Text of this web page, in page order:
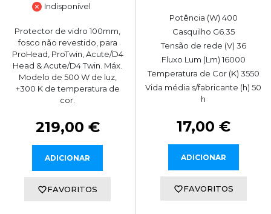
Indisponível
Protector de vidro 100mm,
fosco não revestido, para
ProHead, ProTwin, Acute/D4
Head & Acute/D4 Twin. Máx.
Modelo de 500 W de luz,
+300 K de temperatura de
cor.
219,00 €
ADICIONAR
FAVORITOS
Potência (W) 400
Casquilho G6.35
Tensão de rede (V) 36
Fluxo Lum (Lm) 16000
Temperatura de Cor (K) 3550
Vida média s/fabricante (h) 50
h
17,00 €
ADICIONAR
FAVORITOS